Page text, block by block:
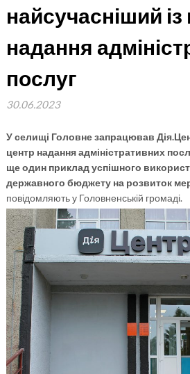
найсучасніший із
надання
послуг
30.06.2023
У селищі Головне запрацював
центр надання адміністративних
ще один приклад успішного
державного бюджету на розвиток
повідомляють у Головненській громаді.